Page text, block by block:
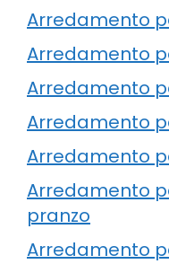
Arredamento
Arredamento
Arredamento
Arredamento
Arredamento
Arredamento
pranzo
Arredamento